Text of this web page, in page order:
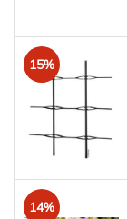
15%
14%